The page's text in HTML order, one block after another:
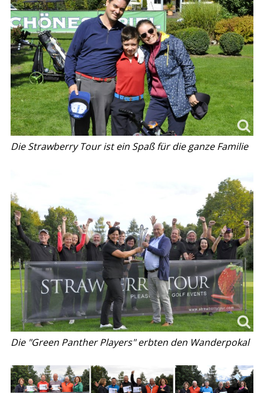
Die Strawberry Tour ist ein Spaß für die ganze Familie
Die "Green Panther Players" erbten den Wanderpokal